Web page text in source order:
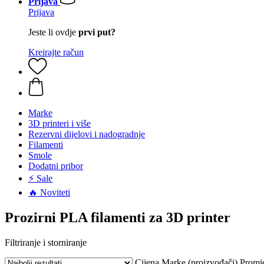
Prijava
Jeste li ovdje prvi put?
Kreirajte račun
Marke
3D printeri i više
Rezervni dijelovi i nadogradnje
Filamenti
Smole
Dodatni pribor
⚡ Sale
🔥 Noviteti
Prozirni PLA filamenti za 3D printer
Filtriranje i storniranje